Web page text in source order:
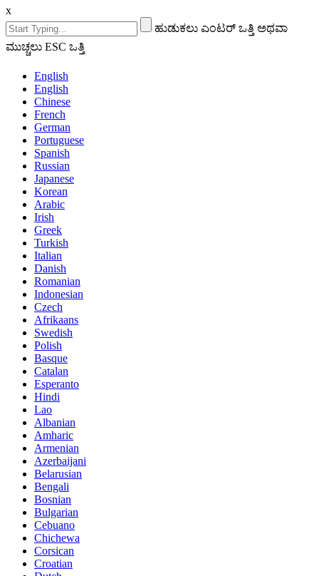
x
ಹುಡುಕಲು ಎಂಟರ್ ಒತ್ತಿ ಅಥವಾ
ಮುಚ್ಚಲು ESC ಒತ್ತಿ
English
English
Chinese
French
German
Portuguese
Spanish
Russian
Japanese
Korean
Arabic
Irish
Greek
Turkish
Italian
Danish
Romanian
Indonesian
Czech
Afrikaans
Swedish
Polish
Basque
Catalan
Esperanto
Hindi
Lao
Albanian
Amharic
Armenian
Azerbaijani
Belarusian
Bengali
Bosnian
Bulgarian
Cebuano
Chichewa
Corsican
Croatian